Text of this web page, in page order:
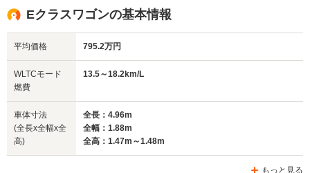
Eクラスワゴンの基本情報
平均価格 795.2万円
WLTCモード
燃費
13.5～18.2km/L
車体寸法
(全長x全幅x全
高)
全長：4.96m
全幅：1.88m
全高：1.47m～1.48m
もっと見る